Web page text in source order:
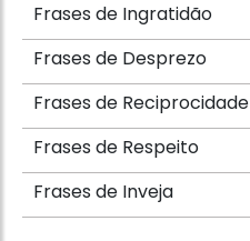
Frases de Ingratidão
Frases de Desprezo
Frases de Reciprocidade
Frases de Respeito
Frases de Inveja